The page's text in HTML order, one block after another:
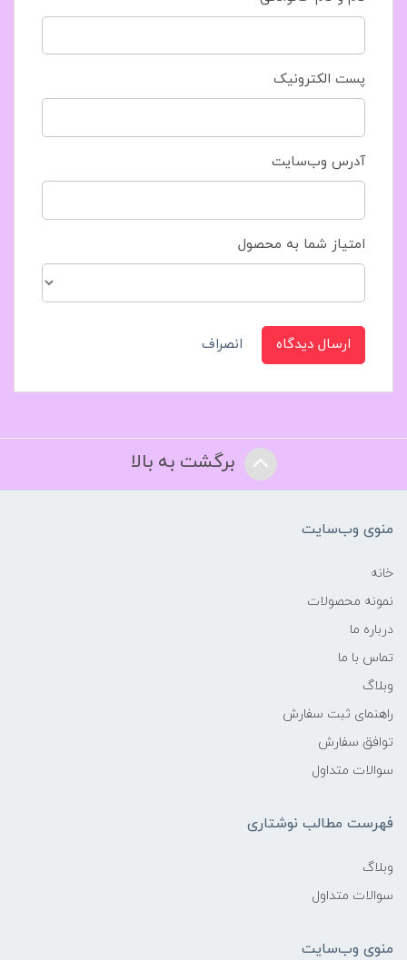
پست الکترونیک
آدرس وب‌سایت
امتیاز شما به محصول
ارسال دیدگاه انصراف
برگشت به بالا
منوی وب‌سایت
خانه
نمونه محصولات
درباره ما
تماس با ما
وبلاگ
راهنمای ثبت سفارش
توافق سفارش
سوالات متداول
فهرست مطالب نوشتاری
وبلاگ
سوالات متداول
منوی وب‌سایت